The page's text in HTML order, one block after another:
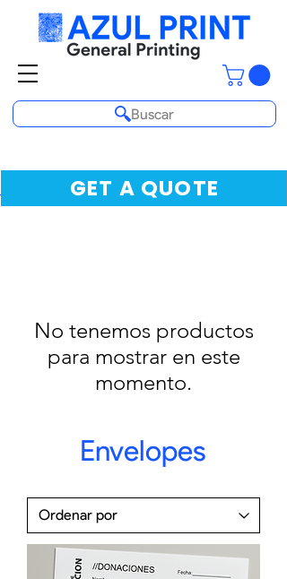
Buscar
GET A QUOTE
No tenemos productos
para mostrar en este
momento.
Envelopes